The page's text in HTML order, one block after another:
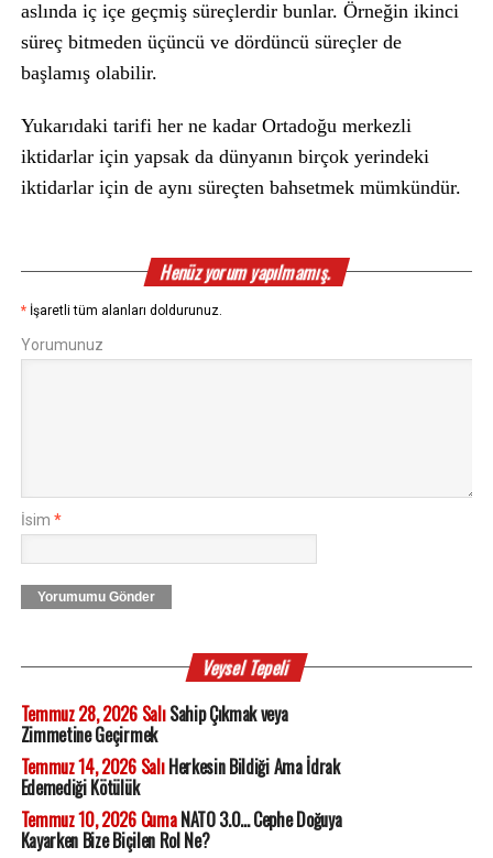
aslında iç içe geçmiş süreçlerdir bunlar. Örneğin ikinci
süreç bitmeden üçüncü ve dördüncü süreçler de
başlamış olabilir.
Yukarıdaki tarifi her ne kadar Ortadoğu merkezli
iktidarlar için yapsak da dünyanın birçok yerindeki
iktidarlar için de aynı süreçten bahsetmek mümkündür.
Henüz yorum yapılmamış.
* İşaretli tüm alanları doldurunuz.
Yorumunuz
İsim *
Yorumumu Gönder
Veysel Tepeli
Temmuz 28, 2026 SalıSahip Çıkmak veya
Zimmetine Geçirmek
Temmuz 14, 2026 SalıHerkesin Bildiği Ama İdrak
Edemediği Kötülük
Temmuz 10, 2026 CumaNATO 3.0... Cephe Doğuya
Kayarken Bize Biçilen Rol Ne?